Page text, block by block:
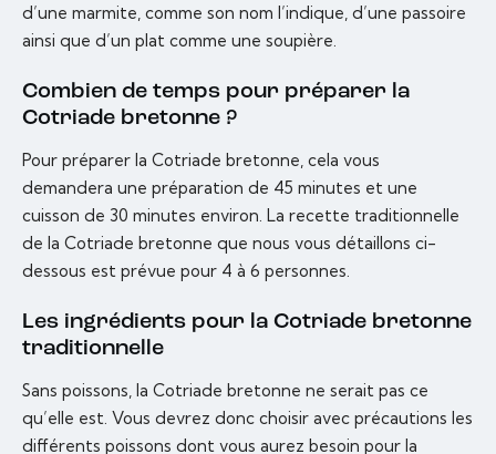
d’une marmite, comme son nom l’indique, d’une passoire
ainsi que d’un plat comme une soupière.
Combien de temps pour préparer la
Cotriade bretonne ?
Pour préparer la Cotriade bretonne, cela vous
demandera une préparation de 45 minutes et une
cuisson de 30 minutes environ. La recette traditionnelle
de la Cotriade bretonne que nous vous détaillons ci-
dessous est prévue pour 4 à 6 personnes.
Les ingrédients pour la Cotriade bretonne
traditionnelle
Sans poissons, la Cotriade bretonne ne serait pas ce
qu’elle est. Vous devrez donc choisir avec précautions les
différents poissons dont vous aurez besoin pour la